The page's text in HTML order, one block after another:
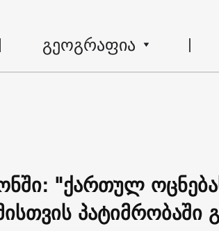
გეოგრაფია
"ქართულ
პატიმრობაში